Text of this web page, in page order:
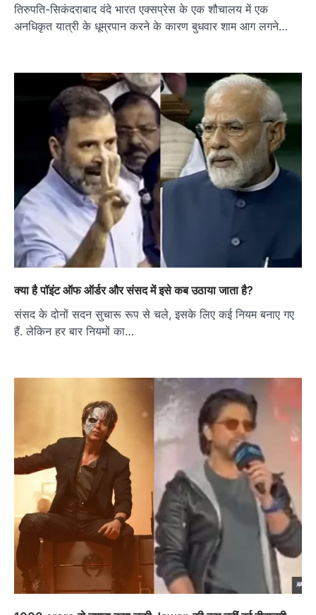
तिरुपति-सिकंदराबाद वंदे भारत एक्सप्रेस के एक शौचालय में एक
अनधिकृत यात्री के धूम्रपान करने के कारण बुधवार शाम आग लगने…
क्या है पॉइंट ऑफ ऑर्डर और संसद में इसे कब उठाया जाता है?
संसद के दोनों सदन सुचारू रूप से चले, इसके लिए कई नियम बनाए गए
हैं. लेकिन हर बार नियमों का…